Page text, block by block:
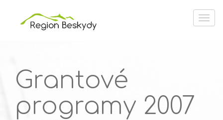
Grantové
programy 2007